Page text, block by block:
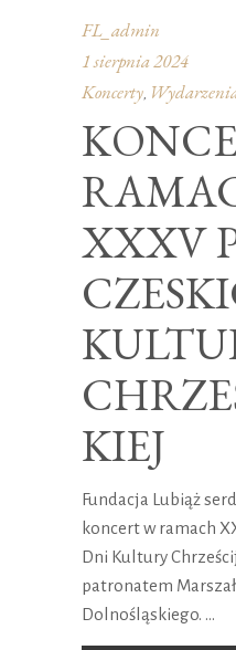
FL_admin
1 sierpnia 2024
Koncerty,
XXXV
KIEJ
Fundacja Lubiąż
koncert w ramach
Dni Kultury
patronatem
Dolnośląskiego.